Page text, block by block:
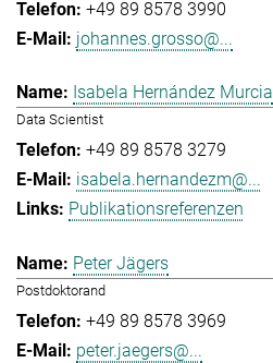
+49 89 8578 3990
johannes.grosso@...
Isabela Hernández Murcia
Data Scientist
+49 89 8578 3279
isabela.hernandezm@...
Publikationsreferenzen
Peter Jägers
Postdoktorand
+49 89 8578 3969
peter.jaegers@...